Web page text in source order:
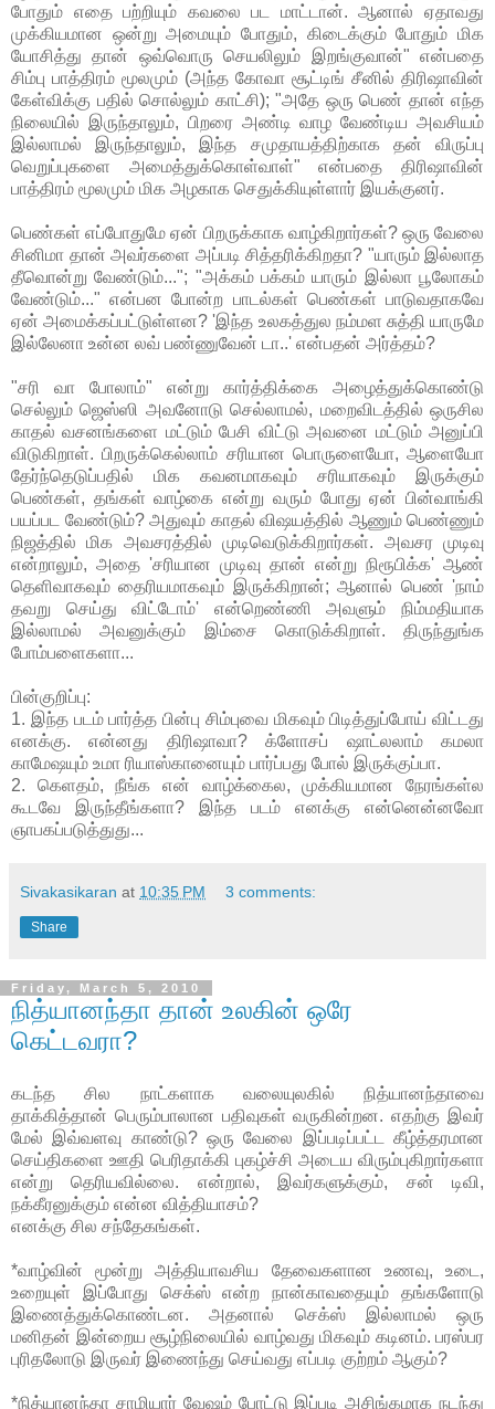
போதும் எதை பற்றியும் கவலை பட மாட்டான். ஆனால் ஏதாவது
முக்கியமான ஒன்று அமையும் போதும், கிடைக்கும் போதும் மிக
யோசித்து தான் ஒவ்வொரு செயலிலும் இறங்குவான்" என்பதை
சிம்பு பாத்திரம் மூலமும் (அந்த கோவா சூட்டிங் சீனில் திரிஷாவின்
கேள்விக்கு பதில் சொல்லும் காட்சி); "அதே ஒரு பெண் தான் எந்த
நிலையில் இருந்தாலும், பிறரை அண்டி வாழ வேண்டிய அவசியம்
இல்லாமல் இருந்தாலும், இந்த சமுதாயத்திற்காக தன் விருப்பு
வெறுப்புகளை அமைத்துக்கொள்வாள்" என்பதை திரிஷாவின்
பாத்திரம் மூலமும் மிக அழகாக செதுக்கியுள்ளார் இயக்குனர்.
பெண்கள் எப்போதுமே ஏன் பிறருக்காக வாழ்கிறார்கள்? ஒரு வேலை
சினிமா தான் அவர்களை அப்படி சித்தரிக்கிறதா? "யாரும் இல்லாத
தீவொன்று வேண்டும்..."; "அக்கம் பக்கம் யாரும் இல்லா பூலோகம்
வேண்டும்..." என்பன போன்ற பாடல்கள் பெண்கள் பாடுவதாகவே
ஏன் அமைக்கப்பட்டுள்ளன? 'இந்த உலகத்துல நம்மள சுத்தி யாருமே
இல்லேனா உன்ன லவ் பண்ணுவேன் டா..' என்பதன் அர்த்தம்?
"சரி வா போலாம்" என்று கார்த்திக்கை அழைத்துக்கொண்டு
செல்லும் ஜெஸ்ஸி அவனோடு செல்லாமல், மறைவிடத்தில் ஒருசில
காதல் வசனங்களை மட்டும் பேசி விட்டு அவனை மட்டும் அனுப்பி
விடுகிறாள். பிறருக்கெல்லாம் சரியான பொருளையோ, ஆளையோ
தேர்ந்தெடுப்பதில் மிக கவனமாகவும் சரியாகவும் இருக்கும்
பெண்கள், தங்கள் வாழ்கை என்று வரும் போது ஏன் பின்வாங்கி
பயப்பட வேண்டும்? அதுவும் காதல் விஷயத்தில் ஆணும் பெண்ணும்
நிஜத்தில் மிக அவசரத்தில் முடிவெடுக்கிறார்கள். அவசர முடிவு
என்றாலும், அதை 'சரியான முடிவு தான் என்று நிரூபிக்க' ஆண்
தெளிவாகவும் தைரியமாகவும் இருக்கிறான்; ஆனால் பெண் 'நாம்
தவறு செய்து விட்டோம்' என்றெண்ணி அவளும் நிம்மதியாக
இல்லாமல் அவனுக்கும் இம்சை கொடுக்கிறாள். திருந்துங்க
போம்பளைகளா...
பின்குறிப்பு:
1. இந்த படம் பார்த்த பின்பு சிம்புவை மிகவும் பிடித்துப்போய் விட்டது
எனக்கு. என்னது திரிஷாவா? க்ளோசப் ஷாட்லலாம் கமலா
காமேஷயும் உமா ரியாஸ்கானையும் பார்ப்பது போல் இருக்குப்பா.
2. கெளதம், நீங்க என் வாழ்க்கைல, முக்கியமான நேரங்கள்ல
கூடவே இருந்தீங்களா? இந்த படம் எனக்கு என்னென்னவோ
ஞாபகப்படுத்துது...
Sivakasikaran at 10:35 PM 3 comments:
Share
Friday, March 5, 2010
நித்யானந்தா தான் உலகின் ஒரே
கெட்டவரா?
கடந்த சில நாட்களாக வலையுலகில் நித்யானந்தாவை
தாக்கித்தான் பெரும்பாலான பதிவுகள் வருகின்றன. எதற்கு இவர்
மேல் இவ்வளவு காண்டு? ஒரு வேலை இப்படிப்பட்ட கீழ்த்தரமான
செய்திகளை ஊதி பெரிதாக்கி புகழ்ச்சி அடைய விரும்புகிறார்களா
என்று தெரியவில்லை. என்றால், இவர்களுக்கும், சன் டிவி,
நக்கீரனுக்கும் என்ன வித்தியாசம்?
எனக்கு சில சந்தேகங்கள்.
*வாழ்வின் மூன்று அத்தியாவசிய தேவைகளான உணவு, உடை,
உறையுள் இப்போது செக்ஸ் என்ற நான்காவதையும் தங்களோடு
இணைத்துக்கொண்டன. அதனால் செக்ஸ் இல்லாமல் ஒரு
மனிதன் இன்றைய சூழ்நிலையில் வாழ்வது மிகவும் கடினம். பரஸ்பர
புரிதலோடு இருவர் இணைந்து செய்வது எப்படி குற்றம் ஆகும்?
*நித்யானந்தா சாமியார் வேஷம் போட்டு இப்படி அசிங்கமாக நடந்து